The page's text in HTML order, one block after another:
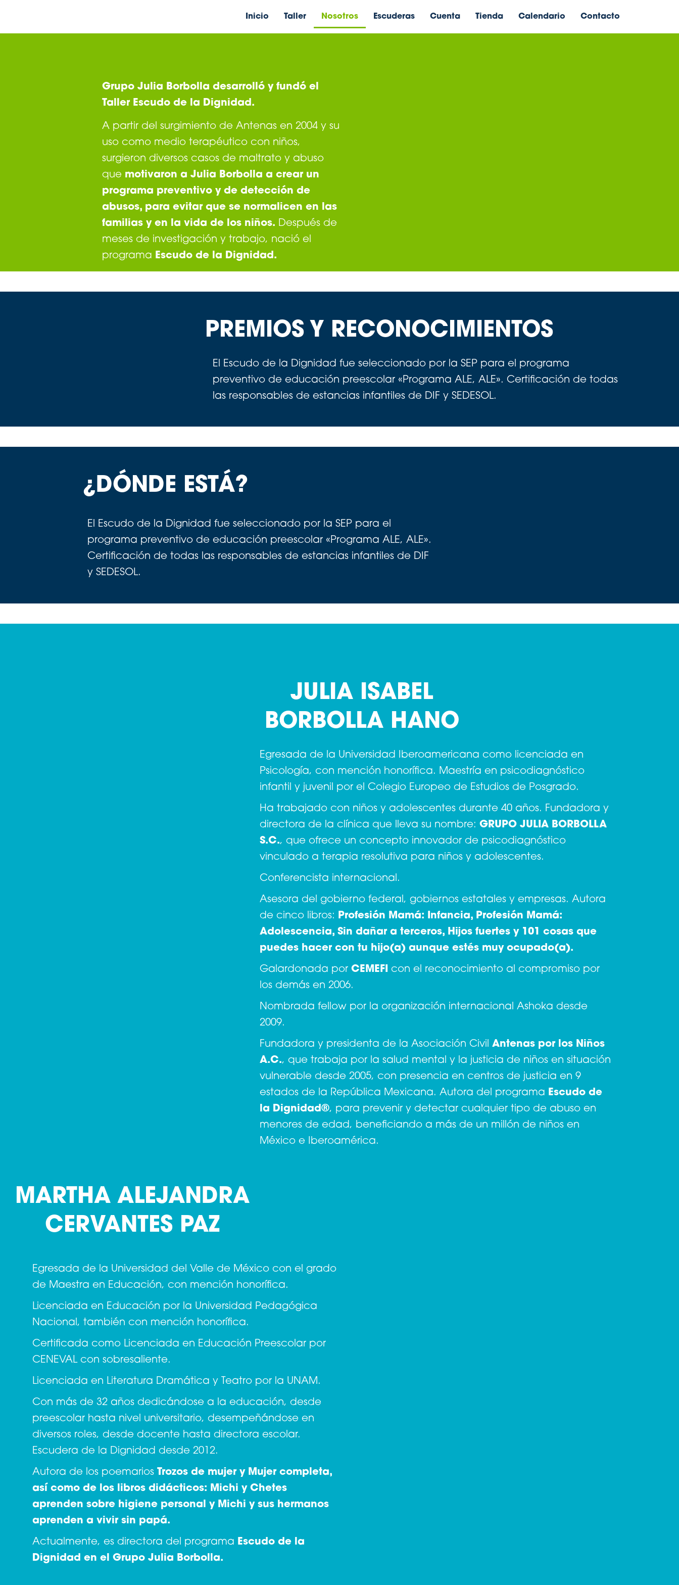
Inicio Taller Nosotros Escuderas Cuenta Tienda Calendario Contacto
Grupo Julia Borbolla desarrolló y fundó el
Taller Escudo de la Dignidad.
A partir del surgimiento de Antenas en 2004 y su
uso como medio terapéutico con niños,
surgieron diversos casos de maltrato y abuso
que motivaron a Julia Borbolla a crear un
programa preventivo y de detección de
abusos, para evitar que se normalicen en las
familias y en la vida de los niños. Después de
meses de investigación y trabajo, nació el
programa Escudo de la Dignidad.
PREMIOS Y RECONOCIMIENTOS
El Escudo de la Dignidad fue seleccionado por la SEP para el programa
preventivo de educación preescolar «Programa ALE, ALE». Certificación de todas
las responsables de estancias infantiles de DIF y SEDESOL.
¿DÓNDE ESTÁ?
El Escudo de la Dignidad fue seleccionado por la SEP para el
programa preventivo de educación preescolar «Programa ALE, ALE».
Certificación de todas las responsables de estancias infantiles de DIF
y SEDESOL.
JULIA ISABEL
BORBOLLA HANO
Egresada de la Universidad Iberoamericana como licenciada en
Psicología, con mención honorífica. Maestría en psicodiagnóstico
infantil y juvenil por el Colegio Europeo de Estudios de Posgrado.
Ha trabajado con niños y adolescentes durante 40 años. Fundadora y
directora de la clínica que lleva su nombre: GRUPO JULIA BORBOLLA
S.C., que ofrece un concepto innovador de psicodiagnóstico
vinculado a terapia resolutiva para niños y adolescentes.
Conferencista internacional.
Asesora del gobierno federal, gobiernos estatales y empresas. Autora
de cinco libros:
Profesión Mamá: Infancia, Profesión Mamá:
Adolescencia, Sin dañar a terceros, Hijos fuertes y 101 cosas que
puedes hacer con tu hijo(a) aunque estés muy ocupado(a).
Galardonada por CEMEFI con el reconocimiento al compromiso por
los demás en 2006.
Nombrada fellow por la organización internacional Ashoka desde
2009.
Fundadora y presidenta de la Asociación Civil Antenas por los Niños
A.C., que trabaja por la salud mental y la justicia de niños en situación
vulnerable desde 2005, con presencia en centros de justicia en 9
estados de la República Mexicana. Autora del programa Escudo de
la Dignidad®, para prevenir y detectar cualquier tipo de abuso en
menores de edad, beneficiando a más de un millón de niños en
México e Iberoamérica.
MARTHA ALEJANDRA
CERVANTES PAZ
Egresada de la Universidad del Valle de México con el grado
de Maestra en Educación, con mención honorífica.
Licenciada en Educación por la Universidad Pedagógica
Nacional, también con mención honorífica.
Certificada como Licenciada en Educación Preescolar por
CENEVAL con sobresaliente.
Licenciada en Literatura Dramática y Teatro por la UNAM.
Con más de 32 años dedicándose a la educación, desde
preescolar hasta nivel universitario, desempeñándose en
diversos roles, desde docente hasta directora escolar.
Escudera de la Dignidad desde 2012.
Autora de los poemarios Trozos de mujer y Mujer completa,
así como de los libros didácticos: Michi y Chetes
aprenden sobre higiene personal y Michi y sus hermanos
aprenden a vivir sin papá.
Actualmente, es directora del programa Escudo de la
Dignidad en el Grupo Julia Borbolla.